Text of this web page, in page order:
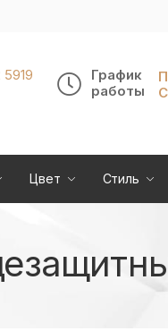
График
работы
Цвет Стиль